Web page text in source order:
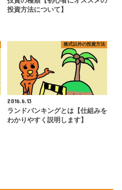
投資方法について】
株式以外の投資方法
2016.6.13
ランドバンキングとは【仕組みを
わかりやすく説明します】